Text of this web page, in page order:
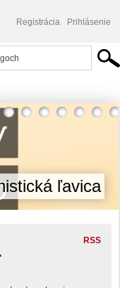
Registrácia Prihlásenie
ľavica
RSS